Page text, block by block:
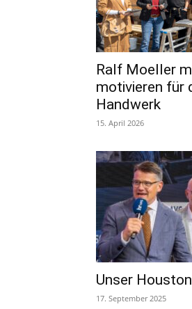
Ralf Moeller
motivieren für
Handwerk
15. April 2026
Unser
17. September 2025